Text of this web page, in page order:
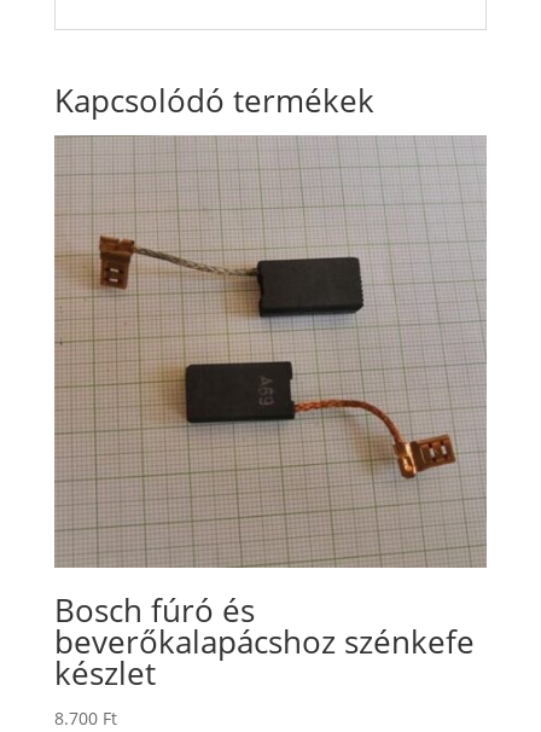
Kapcsolódó termékek
Bosch fúró és
beverőkalapácshoz szénkefe
készlet
8.700 Ft